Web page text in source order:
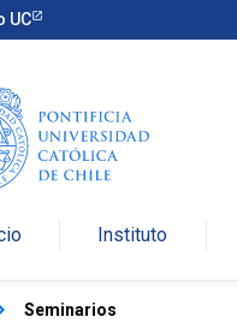
UC
Instituto
Seminarios